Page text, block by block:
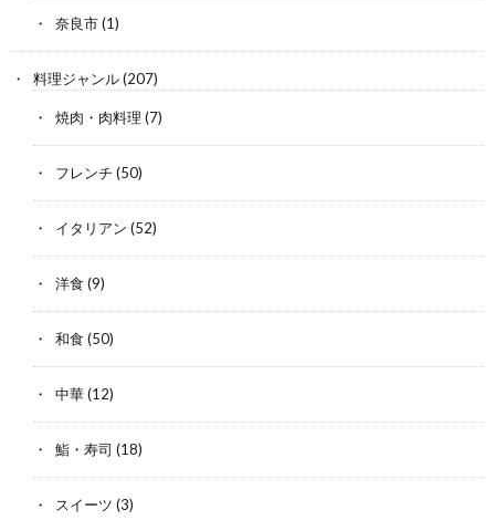
奈良市(1)
料理ジャンル(207)
焼肉・肉料理 (7)
フレンチ (50)
イタリアン (52)
洋食 (9)
和食 (50)
中華(12)
鮨・寿司 (18)
スイーツ (3)